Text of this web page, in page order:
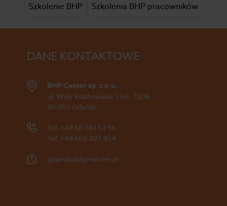
Szkolenie BHP
Szkolenia BHP pracowników
DANE KONTAKTOWE
BHP Center sp. z o.o.
ul. Wały Piastowskie 1 lok. 1508
80-855 Gdańsk
Tel. +48 58 741 53 56
Tel. +48 606 307 454
gdansk@bhp-center.pl